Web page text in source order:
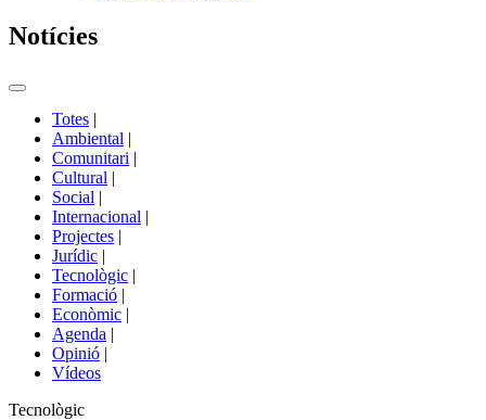
Notícies
Commutador
portals
Totes |
Ambiental |
Comunitari |
Cultural |
Social |
Internacional |
Projectes |
Jurídic |
Tecnològic |
Formació |
Econòmic |
Agenda |
Opinió |
Vídeos
Àmbit
Tecnològic